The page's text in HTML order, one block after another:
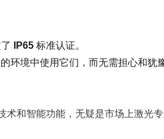
进行管理。4.扫描系统过载保
IP65 标准认证。
环境中使用它们，而无需担心和犹
和智能功能，无疑是市场上激光专